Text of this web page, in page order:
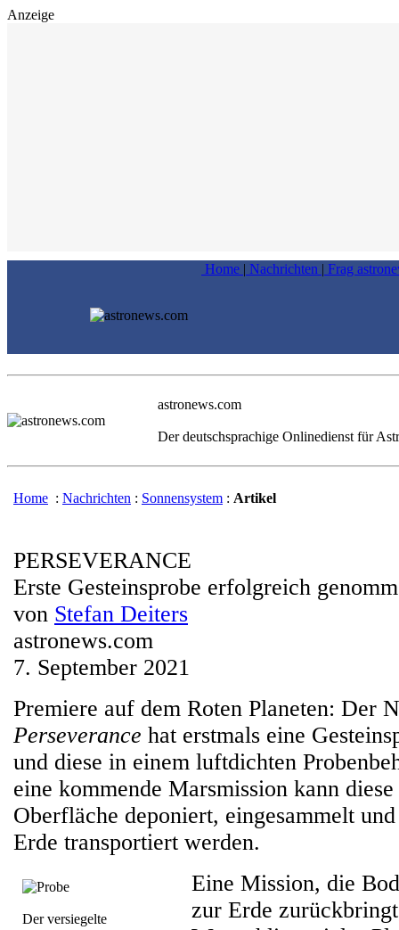
Anzeige
Home | Nachrichten | Frag
astronews.com
Der deutschsprachige Onlinedienst für
Home : Nachrichten : Sonnensystem : Artikel
PERSEVERANCE
Erste Gesteinsprobe erfolgreich
von Stefan Deiters
astronews.com
7. September 2021
Premiere auf dem Roten Planeten: Der
Perseverance hat erstmals eine
und diese in einem luftdichten
eine kommende Marsmission kann
Oberfläche deponiert, eingesammelt
Erde transportiert werden.
Der versiegelte
Eine Mission, die
zur Erde